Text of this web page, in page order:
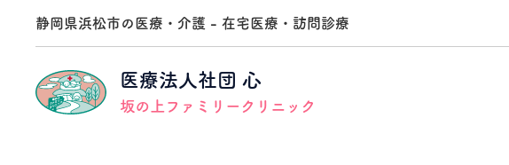
静岡県浜松市の医療・介護 - 在宅医療・訪問診療
医療法人社団 心
坂の上ファミリークリニック